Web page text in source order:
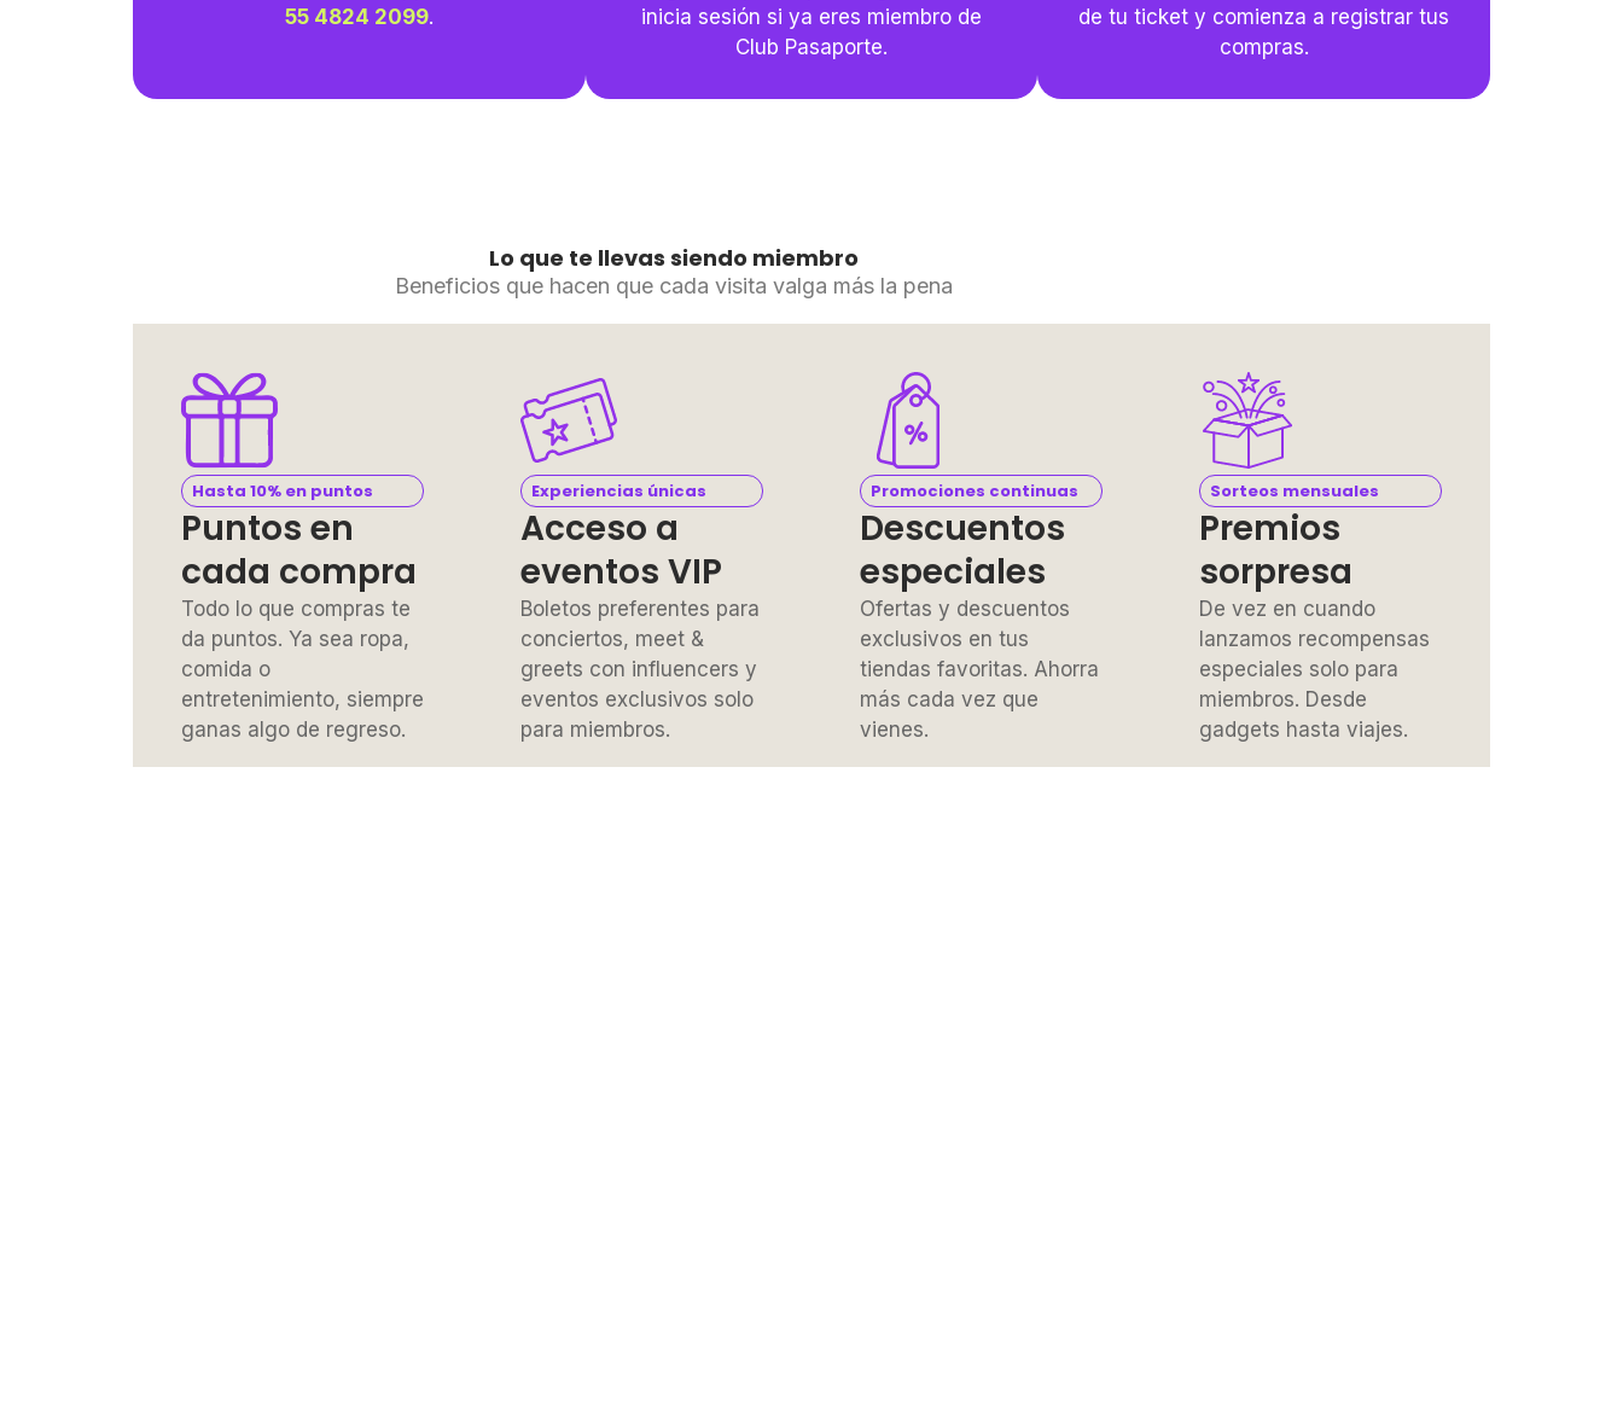
55 4824 2099.
inicia sesión si ya eres miembro de
Club Pasaporte.
de tu ticket y comienza a registrar tus
compras.
Lo que te llevas siendo miembro
Beneficios que hacen que cada visita valga más la pena
Hasta 10% en puntos
Puntos en
cada compra
Todo lo que compras te
da puntos. Ya sea ropa,
comida o
entretenimiento, siempre
ganas algo de regreso.
Experiencias únicas
Acceso a
eventos VIP
Boletos preferentes para
conciertos, meet &
greets con influencers y
eventos exclusivos solo
para miembros.
Promociones continuas
Descuentos
especiales
Ofertas y descuentos
exclusivos en tus
tiendas favoritas. Ahorra
más cada vez que
vienes.
Sorteos mensuales
Premios
sorpresa
De vez en cuando
lanzamos recompensas
especiales solo para
miembros. Desde
gadgets hasta viajes.